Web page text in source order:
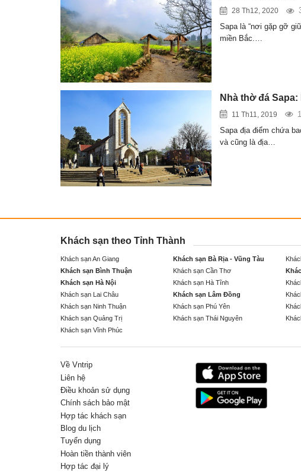
28 Th12, 2020
Sapa là “nơi gặp gỡ
miền Bắc.…
Nhà thờ đá
11 Th11, 2019
Sapa địa điểm chứa
và cũng là địa…
Khách sạn theo Tỉnh Thành
Khách sạn An Giang Khách sạn Bà Rịa - Vũng Tàu
Khách sạn Bình Thuận
Khách sạn Cần Thơ
Khách sạn Hà Nội
Khách sạn Hà Tĩnh
Khách sạn Lai Châu
Khách sạn Lâm Đồng
Khách sạn Ninh Thuận
Khách sạn Phú Yên
Khách sạn Quảng Trị
Khách sạn Thái Nguyên
Khách sạn Vĩnh Phúc
Về Vntrip
Liên hệ
Điều khoản sử dụng
Chính sách bảo mật
Hợp tác khách sạn
Blog du lịch
Tuyển dụng
Hoàn tiền thành viên
Hợp tác đại lý